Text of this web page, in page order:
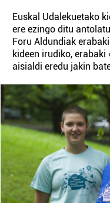
Euskal Udalekuetako
ere ezingo ditu
Foru Aldundiak
kideen irudiko,
aisialdi eredu jakin